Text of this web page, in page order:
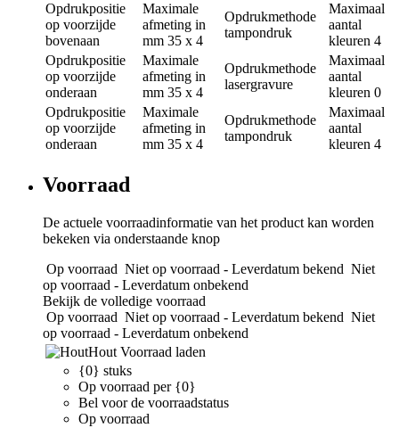
Opdrukpositie
op voorzijde
bovenaan
Maximale
afmeting in
mm 35 x 4
Opdrukmethode
tampondruk
Maximaal
aantal
kleuren 4
Opdrukpositie
op voorzijde
onderaan
Maximale
afmeting in
mm 35 x 4
Opdrukmethode
lasergravure
Maximaal
aantal
kleuren 0
Opdrukpositie
op voorzijde
onderaan
Maximale
afmeting in
mm 35 x 4
Opdrukmethode
tampondruk
Maximaal
aantal
kleuren 4
Voorraad
De actuele voorraadinformatie van het product kan worden
bekeken via onderstaande knop
Op voorraad Niet op voorraad - Leverdatum bekend Niet
op voorraad - Leverdatum onbekend
Bekijk de volledige voorraad
Op voorraad Niet op voorraad - Leverdatum bekend Niet
op voorraad - Leverdatum onbekend
Hout Voorraad laden
{0} stuks
Op voorraad per {0}
Bel voor de voorraadstatus
Op voorraad